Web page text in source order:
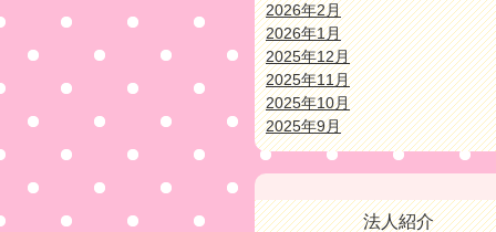
2026年2月
2026年1月
2025年12月
2025年11月
2025年10月
2025年9月
法人紹介